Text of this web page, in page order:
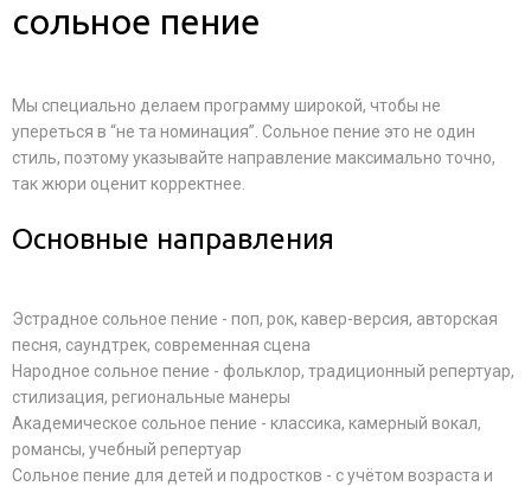
сольное пение
Мы специально делаем программу широкой, чтобы не
упереться в “не та номинация”. Сольное пение это не один
стиль, поэтому указывайте направление максимально точно,
так жюри оценит корректнее.
Основные направления
Эстрадное сольное пение - поп, рок, кавер-версия, авторская
песня, саундтрек, современная сцена
Народное сольное пение - фольклор, традиционный репертуар,
стилизация, региональные манеры
Академическое сольное пение - классика, камерный вокал,
романсы, учебный репертуар
Сольное пение для детей и подростков - с учётом возраста и